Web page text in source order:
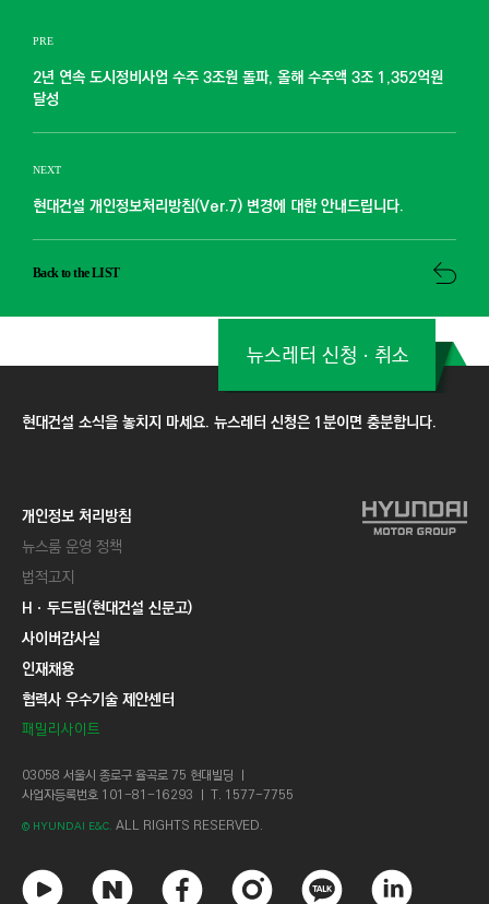
PRE
2년 연속 도시정비사업 수주 3조원 돌파, 올해 수주액 3조 1,352억원
달성
NEXT
현대건설 개인정보처리방침(Ver.7) 변경에 대한 안내드립니다.
Back to the LIST
현대건설 소식을 놓치지 마세요. 뉴스레터 신청은 1분이면 충분합니다.
뉴스레터 신청ㆍ취소
개인정보 처리방침
뉴스룸 운영 정책
법적고지
Hㆍ두드림(현대건설 신문고)
사이버감사실
인재채용
협력사 우수기술 제안센터
패밀리사이트
03058 서울시 종로구 율곡로 75 현대빌딩 ㅣ
사업자등록번호 101-81-16293 ㅣ T. 1577-7755
© HYUNDAI E&C. ALL RIGHTS RESERVED.